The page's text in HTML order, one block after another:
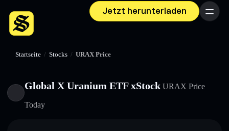
Jetzt herunterladen Menü
Startseite / Stocks / URAX Price
Global X Uranium ETF xStock URAX Price
Today